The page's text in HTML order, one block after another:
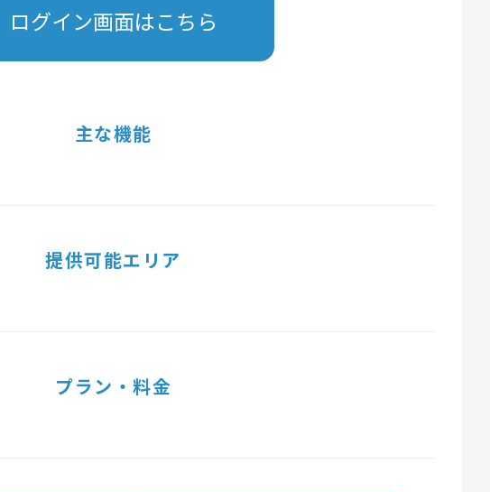
ログイン画面はこちら
主な機能
提供可能エリア
プラン・料金